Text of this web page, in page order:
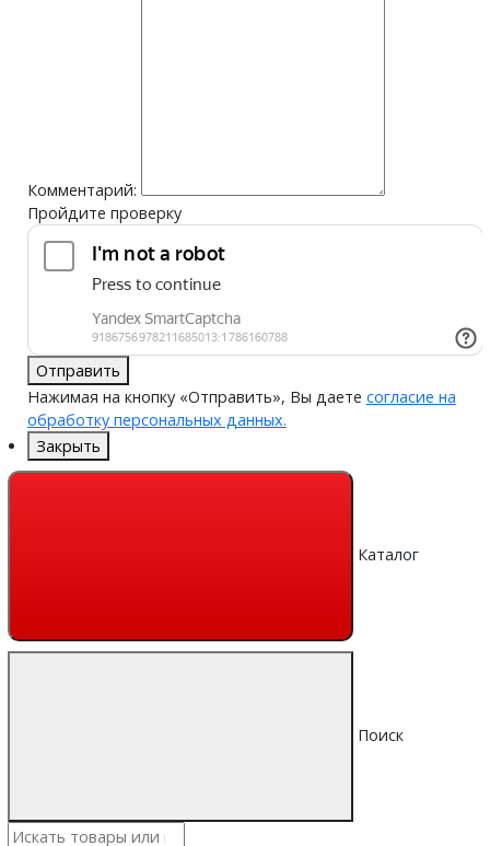
Комментарий:
Пройдите проверку
Отправить
Нажимая на кнопку «Отправить», Вы даете согласие на
обработку персональных данных.
Закрыть
Каталог
Поиск